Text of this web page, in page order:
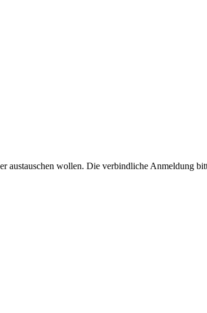
austauschen wollen. Die verbindliche Anmeldung